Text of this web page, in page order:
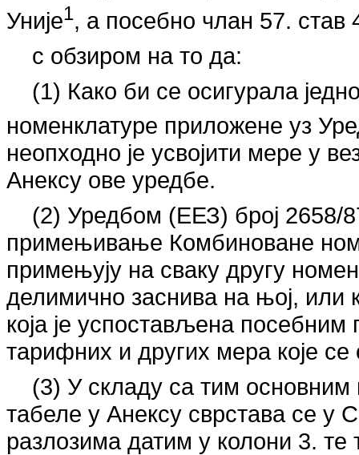
Уније1, а посебно члан 57. став
с обзиром на то да:
(1) Како би се осигурала
номенклатуре приложене уз
неопходно је усвојити мере у
Анексу ове уредбе.
(2) Уредбом (ЕЕЗ) број 2658/
примењивање Комбиноване
примењују на сваку другу
делимично заснива на њој, или
која је успостављена
тарифних и других мера које
(3) У складу са тим
табеле у Анексу сврстава се у
разлозима датим у колони 3. те